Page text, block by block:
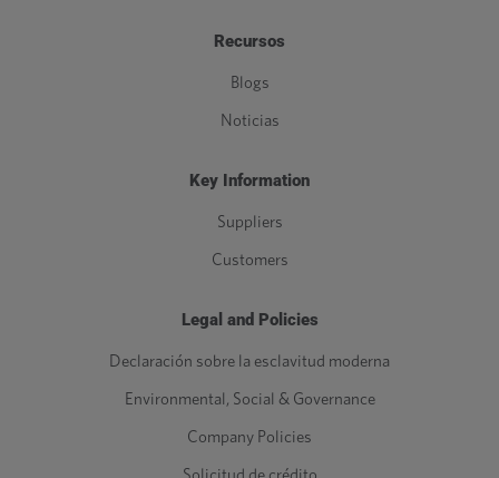
Recursos
Blogs
Noticias
Key Information
Suppliers
Customers
Legal and Policies
Declaración sobre la esclavitud moderna
Environmental, Social & Governance
Company Policies